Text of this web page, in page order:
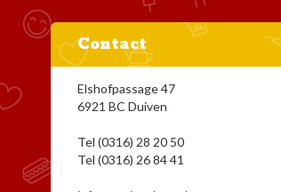
Contact
Elshofpassage 47
6921 BC Duiven
Tel (0316) 28 20 50
Tel (0316) 26 84 41